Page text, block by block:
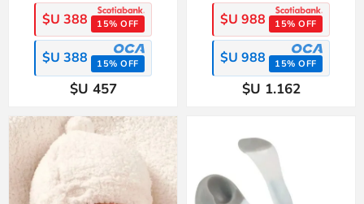
$U 388 15% OFF
$U 388 15% OFF
$U 457
$U 988 15% OFF
$U 988 15% OFF
$U 1.162